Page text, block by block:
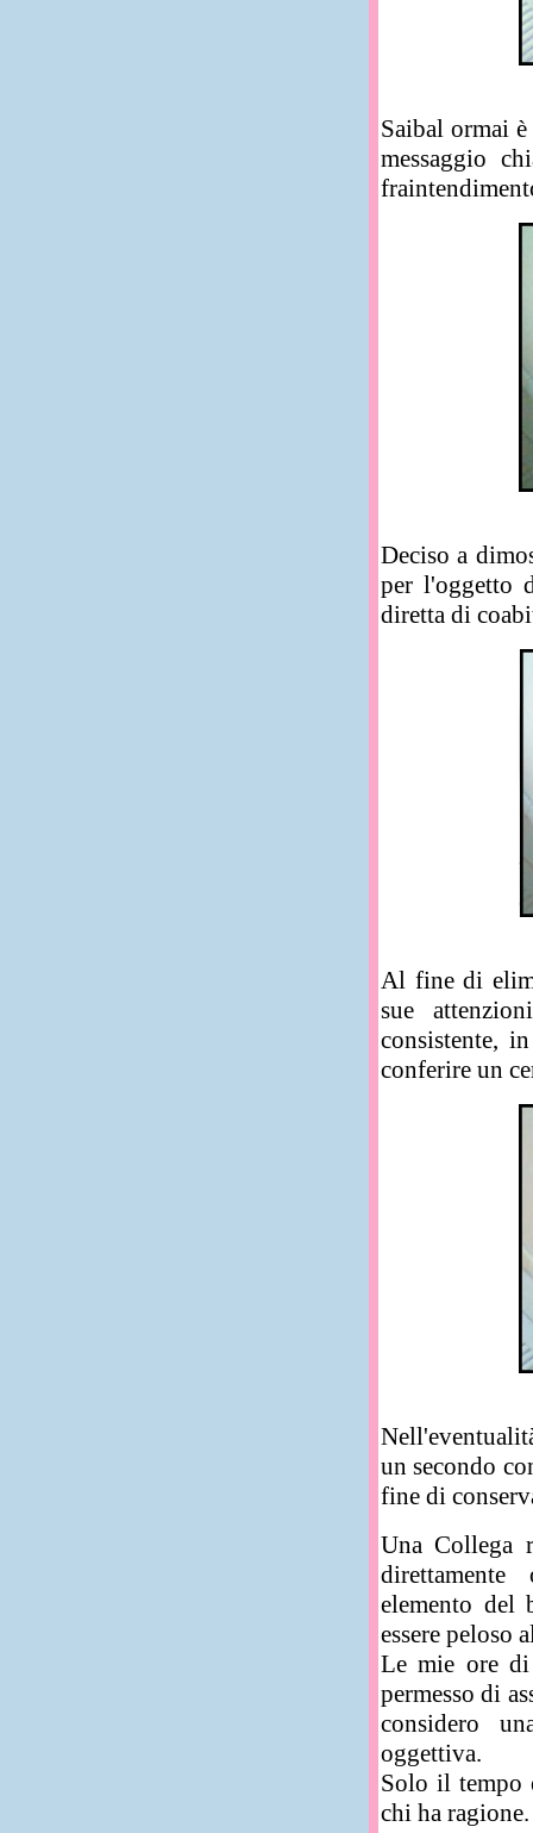
Saibal ormai
messaggio
Deciso a
per l'oggetto
diretta di
Al fine di
sue
consistente,
conferire un
un secondo
fine di
Una Collega
elemento del
essere peloso
Le mie ore
permesso di
considero
oggettiva.
Solo il tempo
chi ha ragione.